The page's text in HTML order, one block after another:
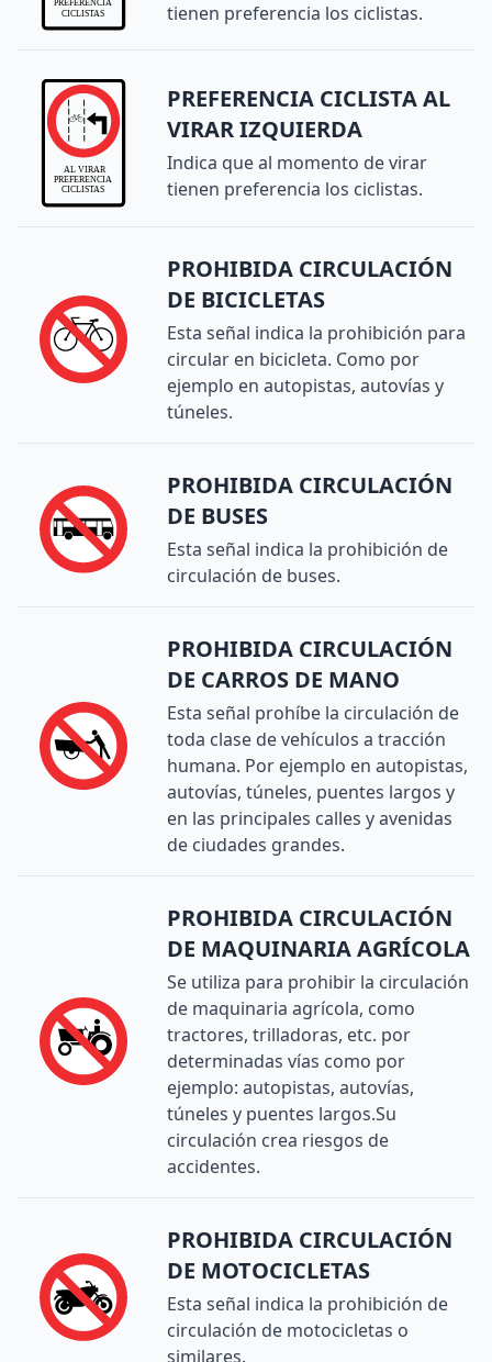
tienen preferencia los ciclistas.
PREFERENCIA CICLISTA AL
VIRAR IZQUIERDA
Indica que al momento de virar
tienen preferencia los ciclistas.
PROHIBIDA CIRCULACIÓN
DE BICICLETAS
Esta señal indica la prohibición para
circular en bicicleta. Como por
ejemplo en autopistas, autovías y
túneles.
PROHIBIDA CIRCULACIÓN
DE BUSES
Esta señal indica la prohibición de
circulación de buses.
PROHIBIDA CIRCULACIÓN
DE CARROS DE MANO
Esta señal prohíbe la circulación de
toda clase de vehículos a tracción
humana. Por ejemplo en autopistas,
autovías, túneles, puentes largos y
en las principales calles y avenidas
de ciudades grandes.
PROHIBIDA CIRCULACIÓN
DE MAQUINARIA AGRÍCOLA
Se utiliza para prohibir la circulación
de maquinaria agrícola, como
tractores, trilladoras, etc. por
determinadas vías como por
ejemplo: autopistas, autovías,
túneles y puentes largos.Su
circulación crea riesgos de
accidentes.
PROHIBIDA CIRCULACIÓN
DE MOTOCICLETAS
Esta señal indica la prohibición de
circulación de motocicletas o
similares.